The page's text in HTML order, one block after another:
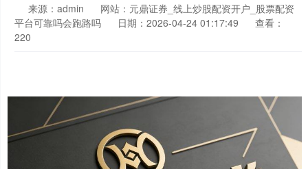
来源：admin
网站：元鼎证券_线上炒股配资开户_股票配资
平台可靠吗会跑路吗
日期：2026-04-24 01:17:49
查看：
220